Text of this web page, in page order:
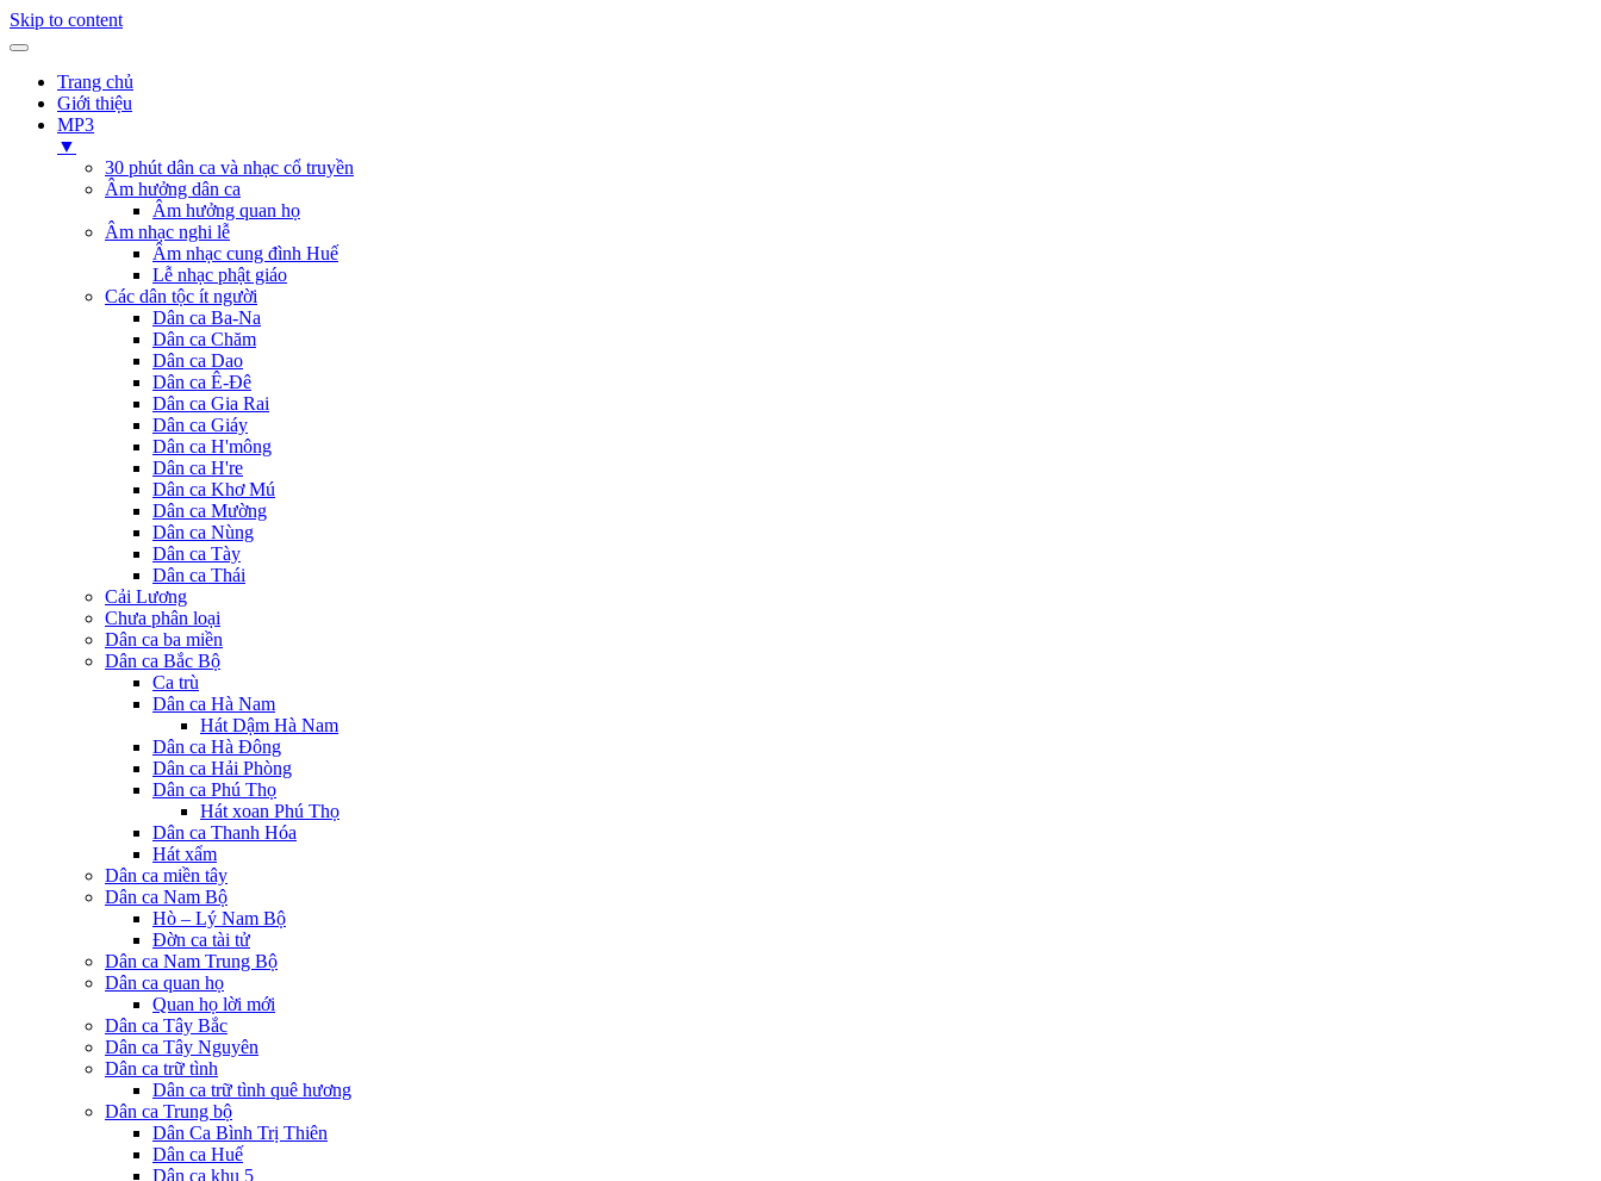
Skip to content
Trang chủ
Giới thiệu
MP3
▼
30 phút dân ca và nhạc cổ truyền
Âm hưởng dân ca
Âm hưởng quan họ
Âm nhạc nghi lễ
Âm nhạc cung đình Huế
Lễ nhạc phật giáo
Các dân tộc ít người
Dân ca Ba-Na
Dân ca Chăm
Dân ca Dao
Dân ca Ê-Đê
Dân ca Gia Rai
Dân ca Giáy
Dân ca H'mông
Dân ca H're
Dân ca Khơ Mú
Dân ca Mường
Dân ca Nùng
Dân ca Tày
Dân ca Thái
Cải Lương
Chưa phân loại
Dân ca ba miền
Dân ca Bắc Bộ
Ca trù
Dân ca Hà Nam
Hát Dậm Hà Nam
Dân ca Hà Đông
Dân ca Hải Phòng
Dân ca Phú Thọ
Hát xoan Phú Thọ
Dân ca Thanh Hóa
Hát xẩm
Dân ca miền tây
Dân ca Nam Bộ
Hò – Lý Nam Bộ
Đờn ca tài tử
Dân ca Nam Trung Bộ
Dân ca quan họ
Quan họ lời mới
Dân ca Tây Bắc
Dân ca Tây Nguyên
Dân ca trữ tình
Dân ca trữ tình quê hương
Dân ca Trung bộ
Dân Ca Bình Trị Thiên
Dân ca Huế
Dân ca khu 5